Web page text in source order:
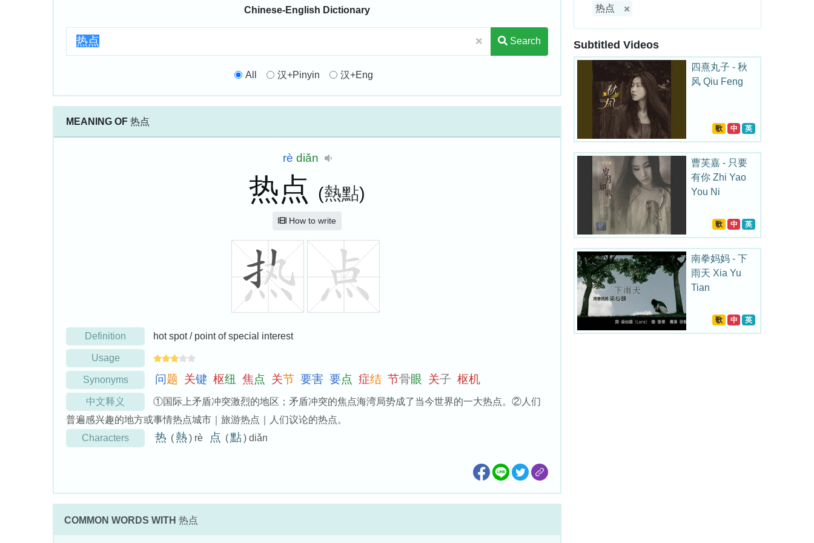
Chinese-English Dictionary
Search
All 汉+Pinyin 汉+Eng
MEANING OF 热点
rè diǎn
热点 (熱點)
How to write
Definition hot spot / point of special interest
Usage
Synonyms 问题 关键 枢纽 焦点 关节 要害 要点 症结 节骨眼 关子 枢机
中文释义
①国际上矛盾冲突激烈的地区；矛盾冲突的焦点海湾局势成了当今世界的一大热点。②人们
普遍感兴趣的地方或事情热点城市｜旅游热点｜人们议论的热点。
Characters
热 (熱 ) rè 点 (點) diǎn
COMMON WORDS WITH 热点
热点
Subtitled Videos
四熹丸子 - 秋
风 Qiu Feng
歌 中 英
曹芙嘉 - 只要
有你 Zhi Yao
You Ni
歌 中 英
南拳妈妈 - 下
雨天 Xia Yu
Tian
歌 中 英